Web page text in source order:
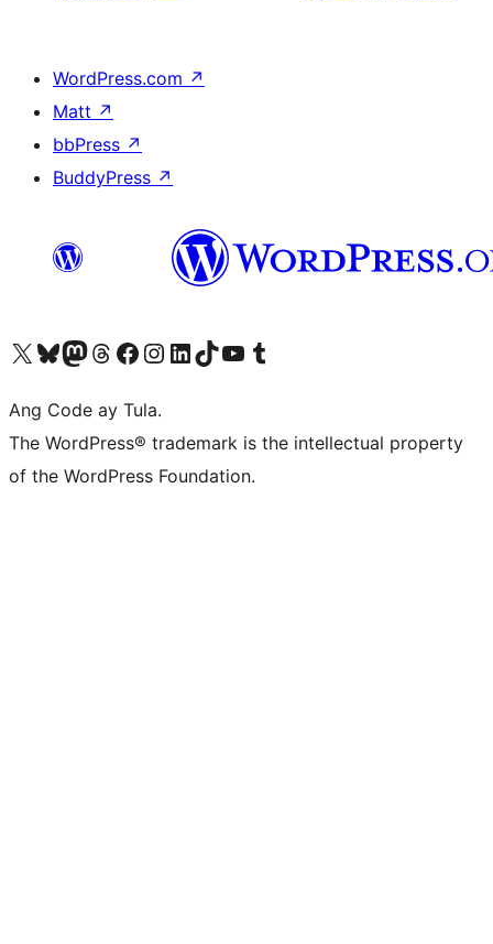
WordPress.com ↗
Matt ↗
bbPress ↗
BuddyPress ↗
Visit our X (formerly Twitter) account
Bisitahin ang aming Bluesky account
Visit our Mastodon account
Bisitahin ang aming Threads account
Visit our Facebook page
Visit our Instagram account
Visit our LinkedIn account
Bisitahin ang aming TikTok account
Visit our YouTube channel
Bisitahin ang aming Tumblr account
Ang Code ay Tula.
The WordPress® trademark is the intellectual property
of the WordPress Foundation.